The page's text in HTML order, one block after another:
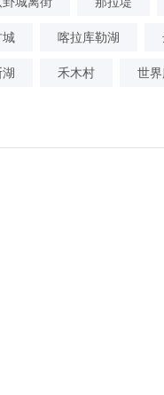
城 喀拉库勒湖
禾木村 世